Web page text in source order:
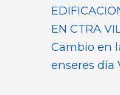
EN CTRA
Cambio en
enseres día